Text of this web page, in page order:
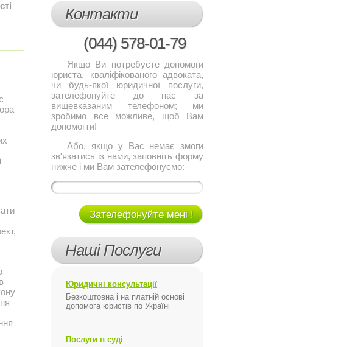
Контакти
(044) 578-01-79
Якщо Ви потребуєте допомоги
юриста, кваліфікованого адвоката,
чи будь-якої юридичної послуги,
зателефонуйте до нас за
вищевказаним телефоном; ми
зробимо все можливе, щоб Вам
допомогти!
Або, якщо у Вас немає змоги
зв'язатись із нами, заповніть форму
нижче і ми Вам зателефонуємо:
Зателефонуйте мені !
Наші Послуги
Юридичні консультації
Безкоштовна і на платній основі
допомога юристів по Україні
Послуги в суді